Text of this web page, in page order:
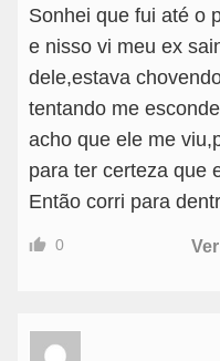
Sonhei que fui até o
e nisso vi meu ex
dele,estava
tentando me
acho que ele me
para ter certeza que
Então corri para
0